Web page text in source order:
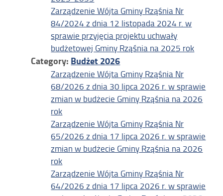
Zarządzenie Wójta Gminy Rząśnia Nr
84/2024 z dnia 12 listopada 2024 r. w
sprawie przyjęcia projektu uchwały
budżetowej Gminy Rząśnia na 2025 rok
Category: Budżet 2026
Zarządzenie Wójta Gminy Rząśnia Nr
68/2026 z dnia 30 lipca 2026 r. w sprawie
zmian w budżecie Gminy Rząśnia na 2026
rok
Zarządzenie Wójta Gminy Rząśnia Nr
65/2026 z dnia 17 lipca 2026 r. w sprawie
zmian w budżecie Gminy Rząśnia na 2026
rok
Zarządzenie Wójta Gminy Rząśnia Nr
64/2026 z dnia 17 lipca 2026 r. w sprawie